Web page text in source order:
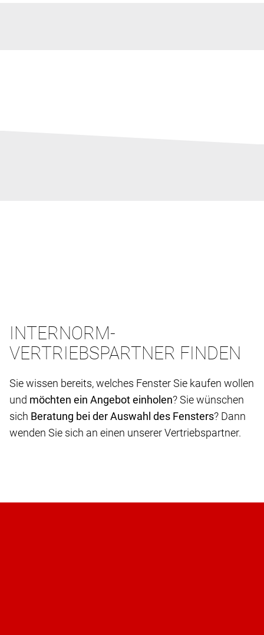
INTERNORM-
VERTRIEBSPARTNER FINDEN
Sie wissen bereits, welches Fenster Sie kaufen wollen
und möchten ein Angebot einholen? Sie wünschen
sich Beratung bei der Auswahl des Fensters? Dann
wenden Sie sich an einen unserer Vertriebspartner.